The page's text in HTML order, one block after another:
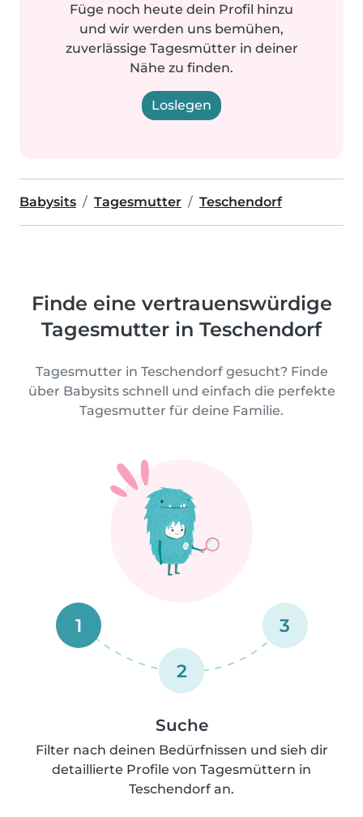
Füge noch heute dein Profil hinzu
und wir werden uns bemühen,
zuverlässige Tagesmütter in deiner
Nähe zu finden.
Loslegen
Babysits Tagesmutter Teschendorf
Finde eine vertrauenswürdige
Tagesmutter in Teschendorf
Tagesmutter in Teschendorf gesucht? Finde
über Babysits schnell und einfach die perfekte
Tagesmutter für deine Familie.
1
2
3
Suche
Filter nach deinen Bedürfnissen und sieh dir
detaillierte Profile von Tagesmüttern in
Teschendorf an.